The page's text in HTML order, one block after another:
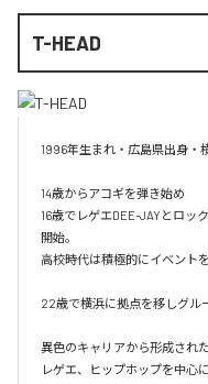
T-HEAD
1996年生まれ・広島県出身・
14歳からアコギを弾き始め
16歳でレゲエDEE-JAYとロッ
開始。
高校時代は積極的にイベント
22歳で横浜に拠点を移しグル
異色のキャリアから形成され
レゲエ、ヒップホップを中心